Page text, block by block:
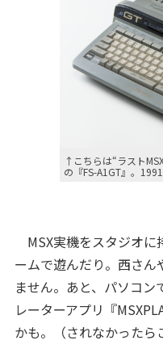
↑こちらは“ラスト
の『FS-A1GT』。
MSX実機をスタジオに
ームで遊んだり。西さ
ません。あと、パソコン
レーターアプリ『
かも。（されなかったら